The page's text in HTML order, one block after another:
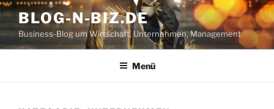
Zum
Inhalt
springen
BLOG-N-BIZ.DE
Business-Blog um Wirtschaft, Unternehmen, Management
Menü